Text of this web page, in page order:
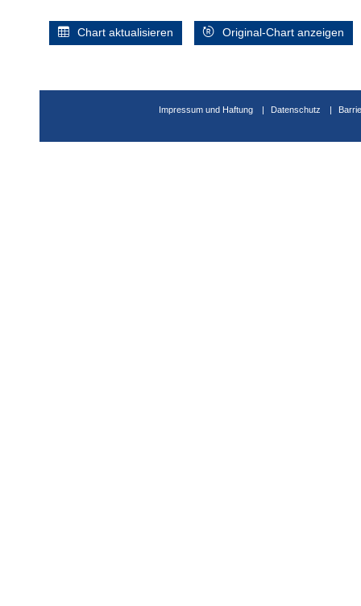
Chart aktualisieren Original-Chart anzeigen
Impressum und Haftung Datenschutz